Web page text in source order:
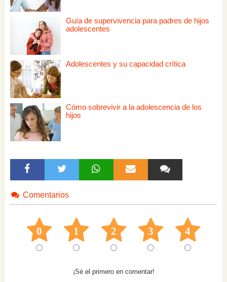
Guía de supervivencia para padres de hijos
adolescentes
Adolescentes y su capacidad crítica
Cómo sobrevivir a la adolescencia de los
hijos
Comentarios
0 1 2 3 4
¡Sé el primero en comentar!